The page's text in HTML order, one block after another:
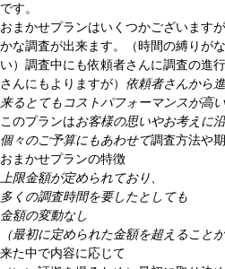
です。
おまかせプランはいくつかございます
かな調査が出来ます。（時間の縛りが
い）調査中にも依頼者さんに調査の進
さんにもよりますが） 依頼者さんから
来るとてもコストパフォーマンスが高い
このプランはお客様の思いやお考えに
個々のご予算にもあわせて調査方法や
おまかせプランの特徴
上限金額が定められており、
多くの調査時間を要したとしても
金額の変動なし
（最初に定められた金額を超えること
来た中で内容に応じて